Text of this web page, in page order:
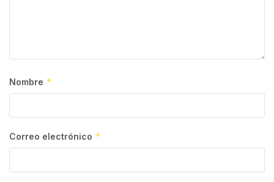
Nombre *
Correo electrónico *